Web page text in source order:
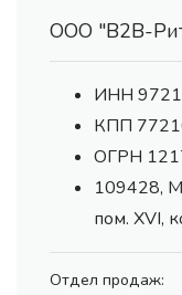
ООО "В2В-
ИНН
КПП
ОГРН
109428,
пом. XVI,
Отдел продаж: